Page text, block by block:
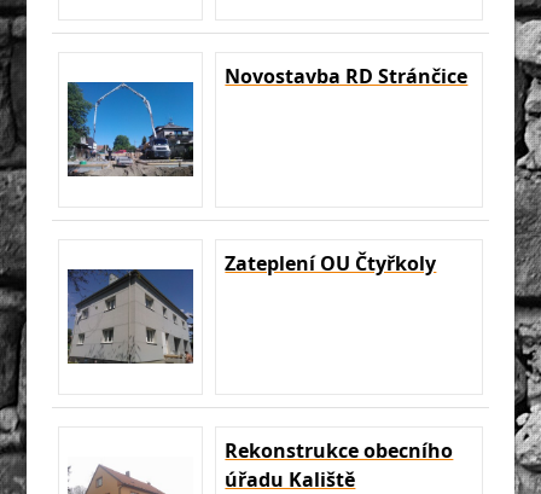
Novostavba RD Stránčice
Zateplení OU Čtyřkoly
Rekonstrukce obecního
úřadu Kaliště